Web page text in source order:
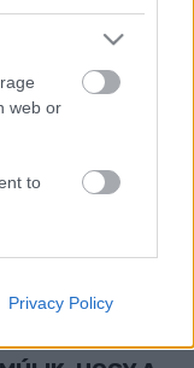
web or
to
or
Privacy Policy
MA A GYŐRI
TANULÓIT
A
APÁCZAI
fél éve nem
nehéz